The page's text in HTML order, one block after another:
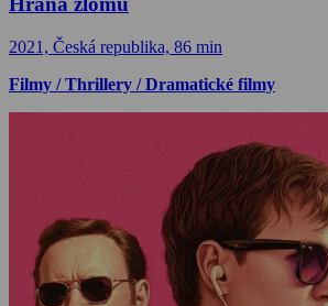
2021, Česká republika, 86 min
Filmy / Thrillery / Dramatické filmy